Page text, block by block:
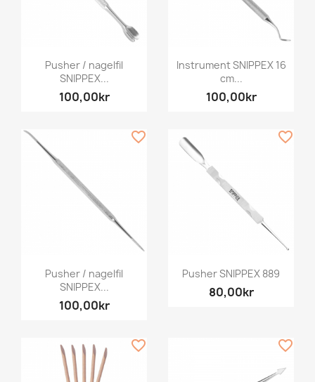
Pusher / nagelfil
SNIPPEX...
100,00kr
Instrument SNIPPEX 16
cm...
100,00kr
Pusher / nagelfil
SNIPPEX...
100,00kr
favorite_border
Pusher SNIPPEX 889
80,00kr
favorite_border
favorite_border favorite_border